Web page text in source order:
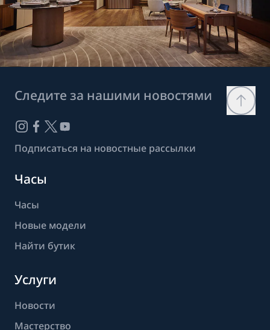
Следите за нашими новостями
Подписаться на новостные рассылки
Часы
Часы
Новые модели
Найти бутик
Услуги
Новости
Мастерство